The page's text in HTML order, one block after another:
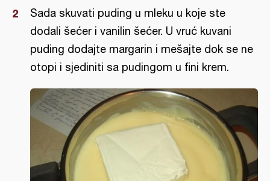
Sada skuvati puding u mleku u koje ste
dodali šećer i vanilin šećer. U vruć kuvani
puding dodajte margarin i mešajte dok se ne
otopi i sjediniti sa pudingom u fini krem.